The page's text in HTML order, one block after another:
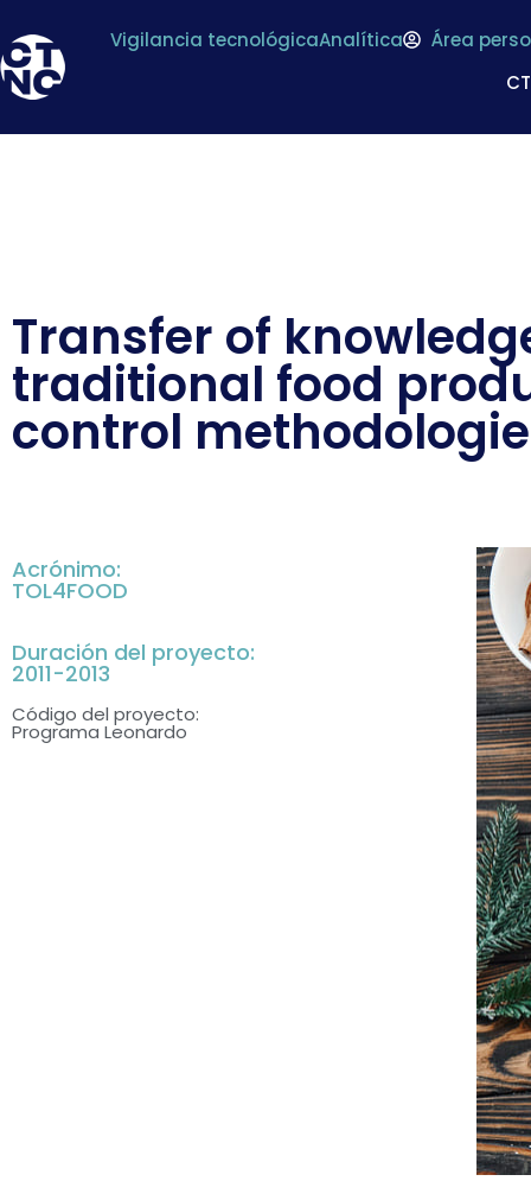
Vigilancia tecnológicaAnalítica
Área
Transfer of
traditional food
control
Acrónimo:
TOL4FOOD
Duración del proyecto:
2011-2013
Código del proyecto:
Programa Leonardo